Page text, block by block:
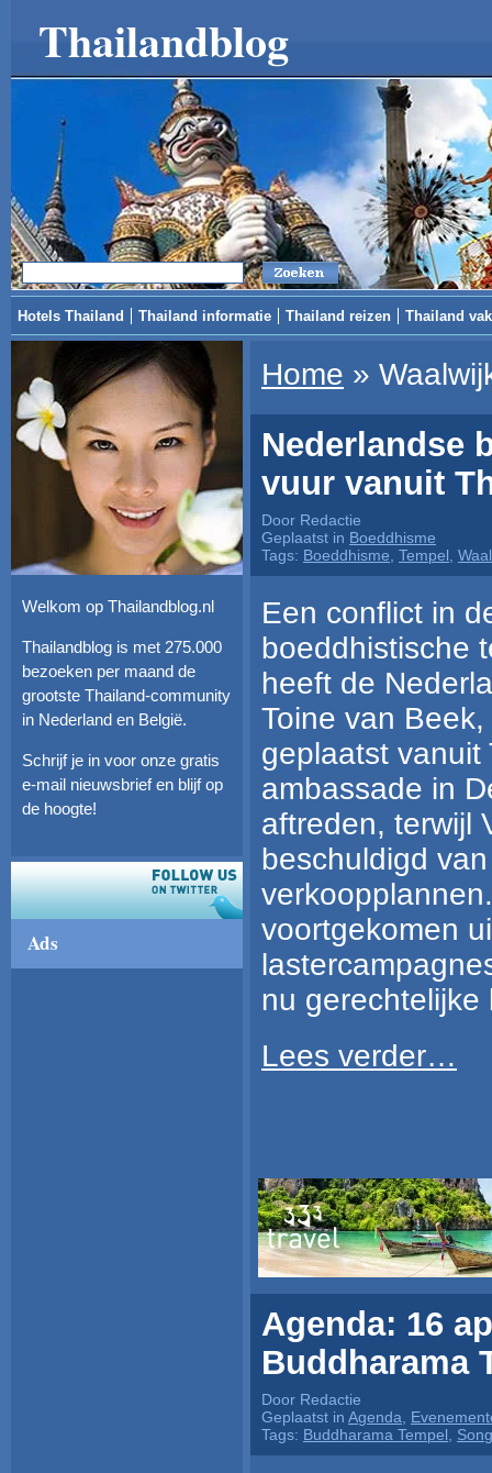
Thailandblog
Hotels Thailand Thailand informatie Thailand reizen Thailand
Welkom op Thailandblog.nl
Thailandblog is met 275.000
bezoeken per maand de
grootste Thailand-community
in Nederland en België.
Schrijf je in voor onze gratis
e-mail nieuwsbrief en blijf op
de hoogte!
Ads
Home »
Nederlandse
vuur vanuit
Door Redactie
Geplaatst in Boeddhisme
Tags: Boeddhisme Tempel
Een conflict in
boeddhistische
heeft de
Toine van
geplaatst vanuit
ambassade in
aftreden, terwijl
beschuldigd
voortgekomen
nu
Lees verder…
Agenda: 16
Buddharama
Door Redactie
Geplaatst in Agenda
Tags: Buddharama Tempel